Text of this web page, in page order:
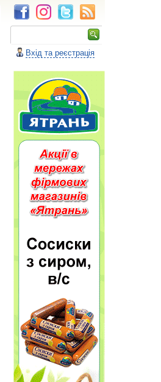
Вхід та реєстрація